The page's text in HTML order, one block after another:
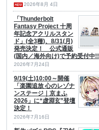
2026年8月 4日
「Thunderbolt
Fantasy Project 十周
年記念アクリルスタン
ド」(全3種)、8/31(月)
発売決定！ 公式通販
(国内／海外向け)で予約受付中!!
2026年7月24日
9/19(土)10:00～開催
「楽園追放 心のレゾナ
ンステージ｜京まふ
2026」に“虚淵玄”登壇
決定！
2026年7月16日